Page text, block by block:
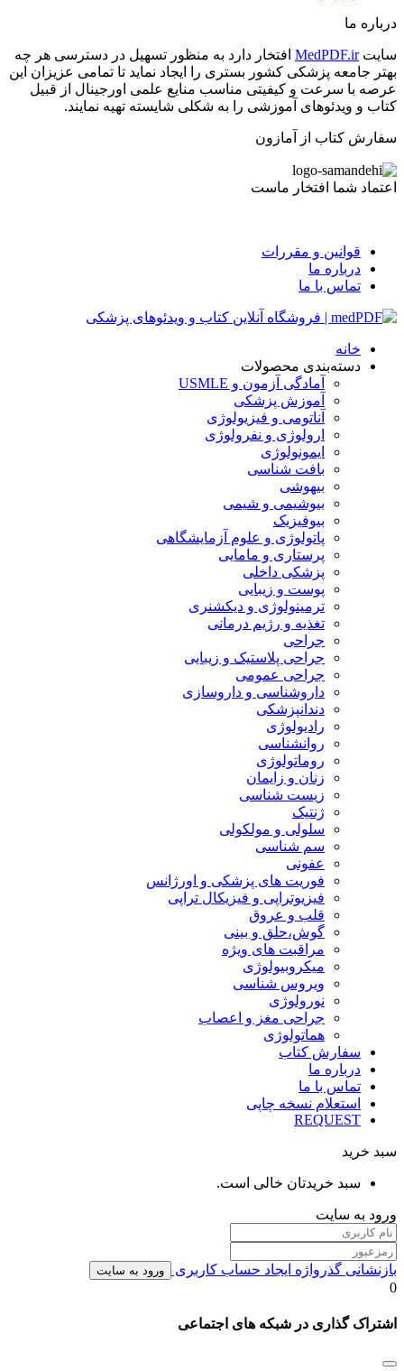
درباره ما
سایتMedPDF.ir افتخار دارد به منظور تسهیل در دسترسی هر چه
بهتر جامعه پزشکی کشور بستری را ایجاد نماید تا تمامی عزیزان این
عرصه با سرعت و کیفیتی مناسب منایع علمی اورجینال از قبیل
کتاب و ویدئوهای آموزشی را به شکلی شایسته تهیه نمایند.
سفارش کتاب از آمازون
اعتماد شما افتخار ماست
قوانین و مقررات
درباره ما
تماس با ما
خانه
دسته‌بندی محصولات
آمادگی آزمون و USMLE
آموزش پزشکی
آناتومی و فیزیولوژی
ارولوژی و نفرولوژی
ایمونولوژی
بافت شناسی
بیهوشی
بیوشیمی و شیمی
بیوفیزیک
پاتولوژی و علوم آزمایشگاهی
پرستاری و مامایی
پزشکی داخلی
پوست و زیبایی
ترمینولوژی و دیکشنری
تغذیه و رژیم درمانی
جراحی
جراحی پلاستیک و زیبایی
جراحی عمومی
داروشناسی و داروسازی
دندانپزشکی
رادیولوژی
روانشناسی
روماتولوژی
زنان و زایمان
زیست شناسی
ژنتیک
سلولی و مولکولی
سم شناسی
عفونی
فوریت های پزشکی و اورژانس
فیزیوتراپی و فیزیکال تراپی
قلب و عروق
گوش،حلق و بینی
مراقبت های ویژه
میکروبیولوژی
ویروس شناسی
نورولوژی
جراحی مغز و اعصاب
هماتولوژی
سفارش کتاب
درباره ما
تماس با ما
استعلام نسخه چاپی
REQUEST
سبد خرید
سبد خریدتان خالی است.
ورود به سایت
بازنشانی گذرواژه ایجاد حساب کاربری ورود به سایت
0
اشتراک گذاری در شبکه های اجتماعی